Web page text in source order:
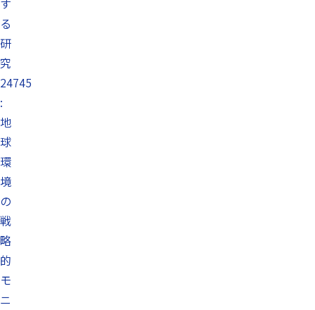
す
る
研
究
24745
:
地
球
環
境
の
戦
略
的
モ
ニ